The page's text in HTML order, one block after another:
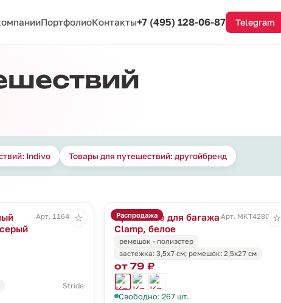
ПортфолиоКонтакты+7 (495) 128-06-87 Telegram
Indivo Товары для путешествий: другойбренд
Арт. 11646.10
Stride
☆ Распродажа
Крепление для багажа
Clamp, белое
Арт. MKT4280wht
ремешок - полиэстер
застежка: 3,5х7 см; ремешок: 2,5х27 см
от 79 ₽
Свободно: 267 шт.
☆